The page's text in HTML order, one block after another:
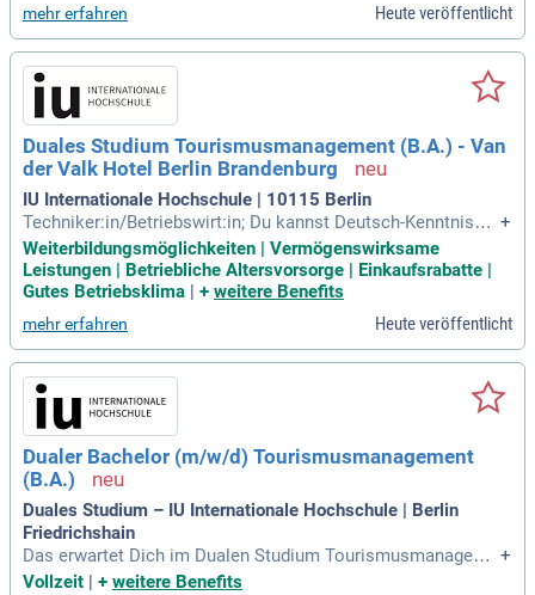
andidaten bringen Erfahrung im Vertrieb oder der Hotelleitu
ng mit und möchten sich auf das Sales-Geschäft konzentrie
ren. Zu Ihren Aufgaben gehören Neukundenakquise, Verkauf
sförderung und die Analyse der Markt- und Wettbewerbsland
schaft. Sie arbeiten eng mit unseren Franchisegebern zusa
mmen und unterstützen andere Hotels bei Verkaufsmaßnah
men. Ein strukturiertes Arbeiten und Verkaufstalent sind Vo
raussetzungen für diese spannende Position.
mehr erfahren Heute veröffentlicht
Duales Studium Tourismusmanagement (B.A.) - Van
der Valk Hotel Berlin Brandenburg
IU Internationale Hochschule | 10115 Berlin
Techniker:in/Betriebswirt:in; Du kannst Deutsch-Kenntnisse
gemäß Sprachniveau B2 nachweisen und hast gute Englisch
kenntnisse; Du bringst Interesse an Tourismus, Hotellerie u
nd Dienstleistung mit; Du überzeugst durch ein freundliches
+
Weiterbildungsmöglichkeiten | Vermögenswirksame
Leistungen | Betriebliche Altersvorsorge | Einkaufsrabatte |
Gutes Betriebsklima | + weitere Benefits
mehr erfahren Heute veröffentlicht
Dualer Bachelor (m/w/d) Tourismusmanagement
(B.A.)
Duales Studium – IU Internationale Hochschule | Berlin
Friedrichshain
Das erwartet Dich im Dualen Studium Tourismusmanageme
nt: Im Dualen Studium Tourismusmanagement bereiten wir
+
Vollzeit
+ weitere Benefits